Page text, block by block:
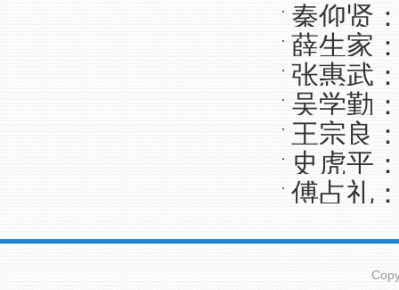
秦仰贤
薛生家
行动的
张惠武
吴学勤
王宗良
史虎平
傅占礼